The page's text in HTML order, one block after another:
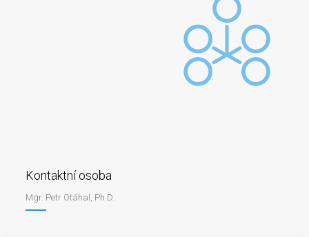
Kontaktní osoba
Mgr. Petr Otáhal, Ph.D.